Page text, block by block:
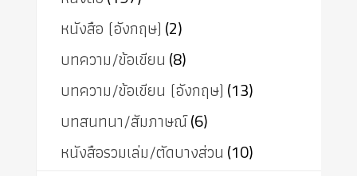
หนังสือ (อังกฤษ) (2)
บทความ/ข้อเขียน (8)
บทความ/ข้อเขียน (อังกฤษ) (13)
บทสนทนา/สัมภาษณ์(6)
หนังสือรวมเล่ม/ตัดบางส่วน (10)